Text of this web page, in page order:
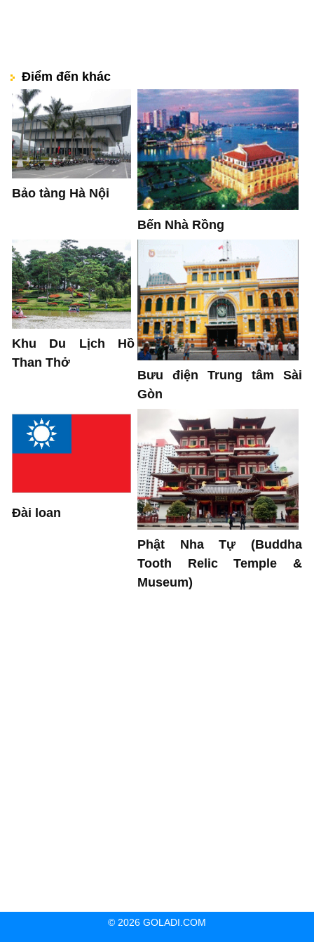
Điểm đến khác
Bảo tàng Hà Nội
Bến Nhà Rồng
Khu Du Lịch Hồ
Than Thở
Bưu điện Trung tâm Sài
Gòn
Đài loan
Phật Nha Tự (Buddha
Tooth Relic Temple &
Museum)
© 2026 GOLADI.COM